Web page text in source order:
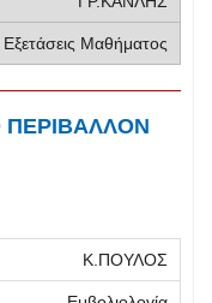
Εξετάσεις Μαθήματος
ΠΕΡΙΒΑΛΛΟΝ
Κ.ΠΟΥΛΟΣ